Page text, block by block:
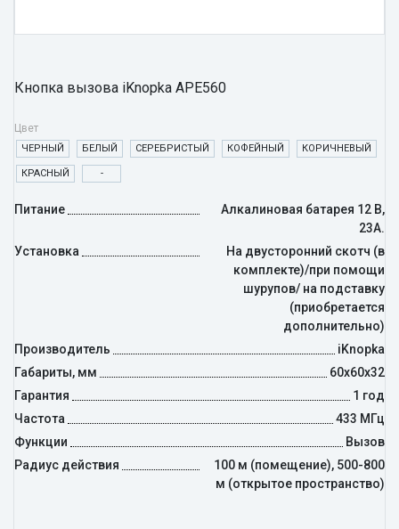
Кнопка вызова iKnopka APE560
Цвет
ЧЕРНЫЙ БЕЛЫЙ СЕРЕБРИСТЫЙ КОФЕЙНЫЙ КОРИЧНЕВЫЙ
КРАСНЫЙ -
Питание
Алкалиновая батарея 12 В,
23A.
Установка
На двусторонний скотч (в
комплекте)/при помощи
шурупов/ на подставку
(приобретается
дополнительно)
Производитель
iKnopka
Габариты, мм
60х60х32
Гарантия
1 год
Частота
433 МГц
Функции
Вызов
Радиус действия
100 м (помещение), 500-800
м (открытое пространство)